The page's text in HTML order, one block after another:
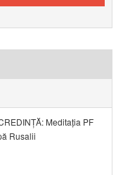
Meditația PF
Rusalii